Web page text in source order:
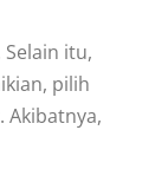
itu,
pilih
Akibatnya,